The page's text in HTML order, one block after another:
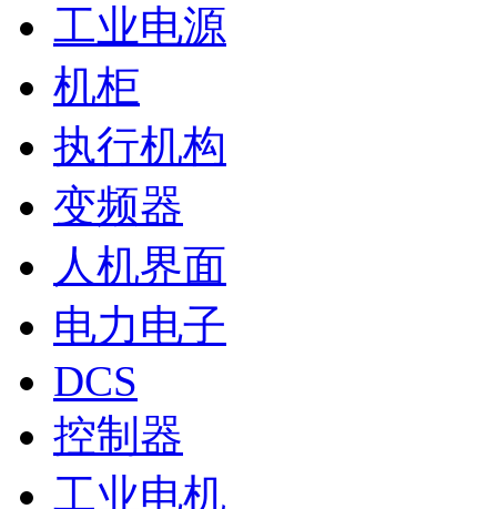
工业电源
机柜
执行机构
变频器
人机界面
电力电子
DCS
控制器
工业电机